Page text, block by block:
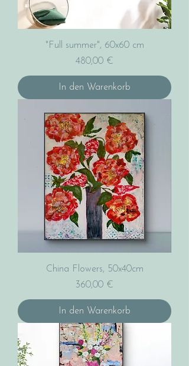
"Full summer", 60x60 cm
Preis
480,00 €
In den Warenkorb
China Flowers, 50x40cm
Preis
360,00 €
In den Warenkorb